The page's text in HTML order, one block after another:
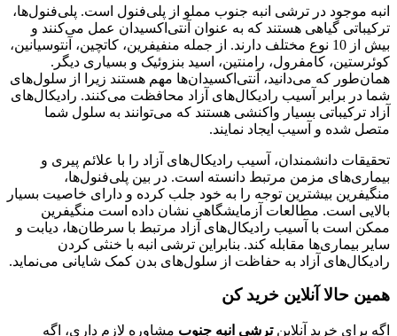
انبه موجود در ترشی انبه جنوب مملو از پلی‌فنول است. پلی‌فنول‌ها،
ترکیباتی گیاهی هستند که به عنوان آنتی‌اکسیدان عمل می‌کنند و
بیش از 10 نوع مختلف دارند. از جمله منفیفرین، کاتچین، آنتوسیانین،
کوئرستین، کامفرول، رامنتین، اسید بنزوئیک و بسیاری دیگر.
همان‌طور که می‌دانید، آنتی‌اکسیدان‌ها مهم هستند زیرا از سلول‌های
شما در برابر آسیب رادیکال‌های آزاد محافظت می‌کنند. رادیکال‌های
آزاد ترکیباتی بسیار واکنشی هستند که می‌توانند به سلول شما
متصل شده و آسیب ایجاد نمایند.
تحقیقات دانشمندان، آسیب رادیکال‌های آزاد را با علائم پیری و
بیماری‌های مزمن مرتبط دانسته است. در بین پلی‌فنول‌ها،
منگیفرین بیشترین توجه را به خود جلب کرده و دارای خاصیت بسیار
بالایی است. مطالعات آزمایشگاهی نشان داده است منگیفرین
ممکن است با آسیب رادیکال‌های آزاد مرتبط با سرطان‌ها، دیابت و
سایر بیماری‌ها مقابله کند. بنابراین ترشی انبه با خنثی کردن
رادیکال‌های آزاد به حفاظت از سلول‌های بدن کمک شایانی می‌‌نماید.
همین حالا آنلاین خرید کن
اگه برای خرید آنلاینترشی انبه جنوب مشاوره لازم داری، اگه